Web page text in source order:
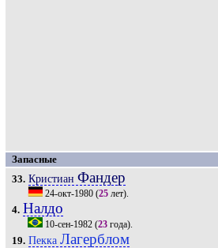
Запасные
33. Кристиан Фандер
24-окт-1980(25лет).
4. Налдо
10-сен-1982(23года).
19. Пекка Лагерблом